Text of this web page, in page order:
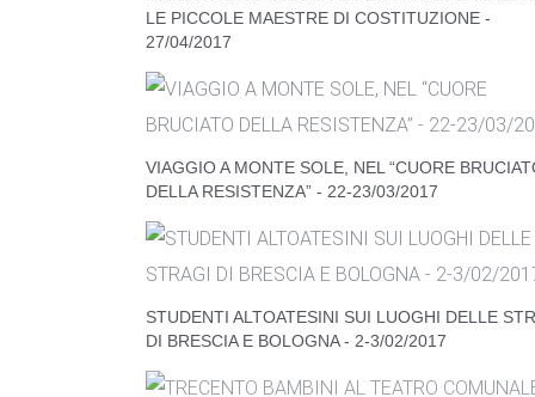
LE PICCOLE MAESTRE DI COSTITUZIONE -
27/04/2017
VIAGGIO A MONTE SOLE, NEL “CUORE
DELLA RESISTENZA” - 22-23/03/2017
STUDENTI ALTOATESINI SUI LUOGHI DELLE
DI BRESCIA E BOLOGNA - 2-3/02/2017